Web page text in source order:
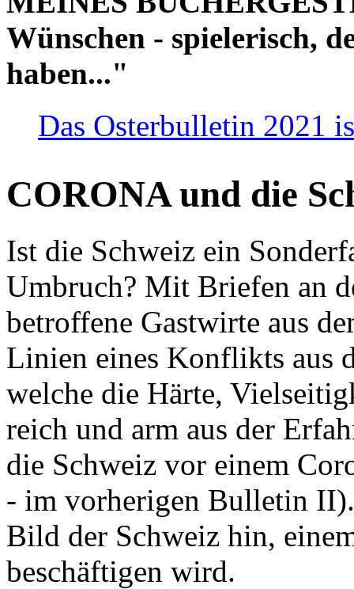
Wünschen - spielerisch,
haben..."
Das Osterbulletin 2021
CORONA und die
Ist die Schweiz ein
Umbruch? Mit Briefen an
betroffene Gastwirte aus
Linien eines Konflikts aus
welche die Härte,
reich und arm aus der
die Schweiz vor einem
- im vorherigen Bulletin
Bild der Schweiz hin,
beschäftigen wird.